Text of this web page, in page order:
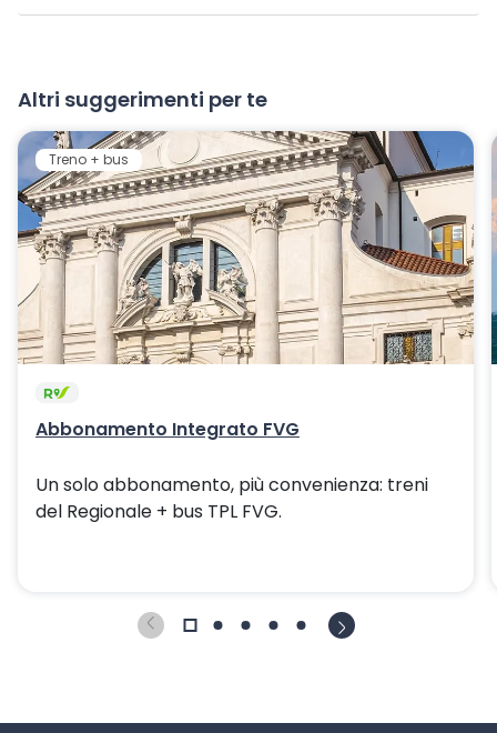
Altri suggerimenti per te
Treno + bus
Abbonamento Integrato FVG
Un solo abbonamento, più convenienza: treni
del Regionale + bus TPL FVG.